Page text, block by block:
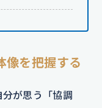
を把握する
が思う「協調